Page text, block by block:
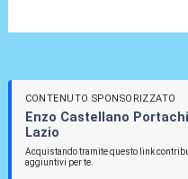
CONTENUTO SPONSORIZZATO
Enzo Castellano
Lazio
Acquistando tramite questo link
aggiuntivi per te.